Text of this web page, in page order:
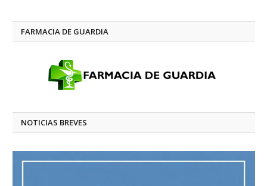
FARMACIA DE GUARDIA
NOTICIAS BREVES